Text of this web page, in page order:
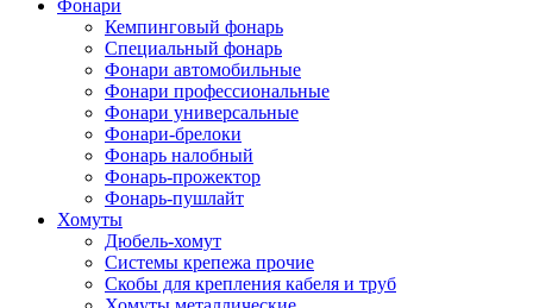
Фонари
Кемпинговый фонарь
Специальный фонарь
Фонари автомобильные
Фонари профессиональные
Фонари универсальные
Фонари-брелоки
Фонарь налобный
Фонарь-прожектор
Фонарь-пушлайт
Хомуты
Дюбель-хомут
Системы крепежа прочие
Скобы для крепления кабеля и труб